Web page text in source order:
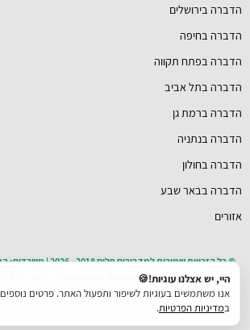
הדברה בירושלים
הדברה בחיפה
הדברה בפתח תקווה
הדברה בתל אביב
הדברה ברמת גן
הדברה בנתניה
הדברה בחולון
הדברה בבאר שבע
אזורים
Madplus.co.il@gmail.com | טלפון: 077-6051425היי, יש אצלנו עוגיות!🍪
אנו משתמשים בעוגיות לשיפור ותפעול האתר. פרטים נוספים
במדיניות הפרטיות.